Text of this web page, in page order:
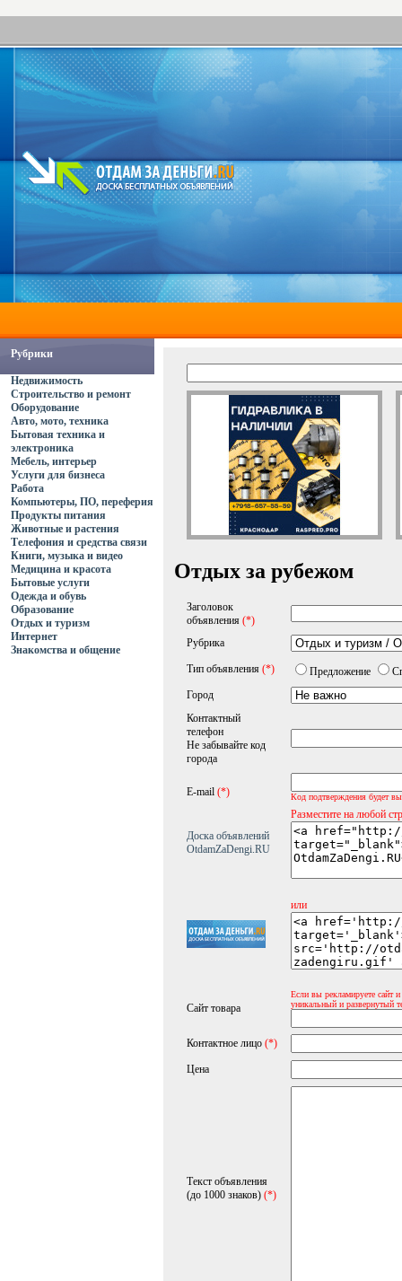
Рубрики
Недвижимость
Строительство и ремонт
Оборудование
Авто, мото, техника
Бытовая техника и
электроника
Мебель, интерьер
Услуги для бизнеса
Работа
Компьютеры, ПО, переферия
Продукты питания
Животные и растения
Телефония и средства связи
Книги, музыка и видео
Медицина и красота
Бытовые услуги
Одежда и обувь
Образование
Отдых и туризм
Интернет
Знакомства и общение
Отдых за рубежом
Заголовок
объявления (*)
Рубрика
Тип объявления (*) Предложение
Город
Контактный
телефон
Не забывайте код
города
E-mail (*) Код подтверждения будет
Доска объявлений
OtdamZaDengi.RU
Разместите на любой
или
Сайт товара
Если вы рекламируете сайт
уникальный и развернутый
Контактное лицо (*)
Цена
Текст объявления
(до 1000 знаков) (*)